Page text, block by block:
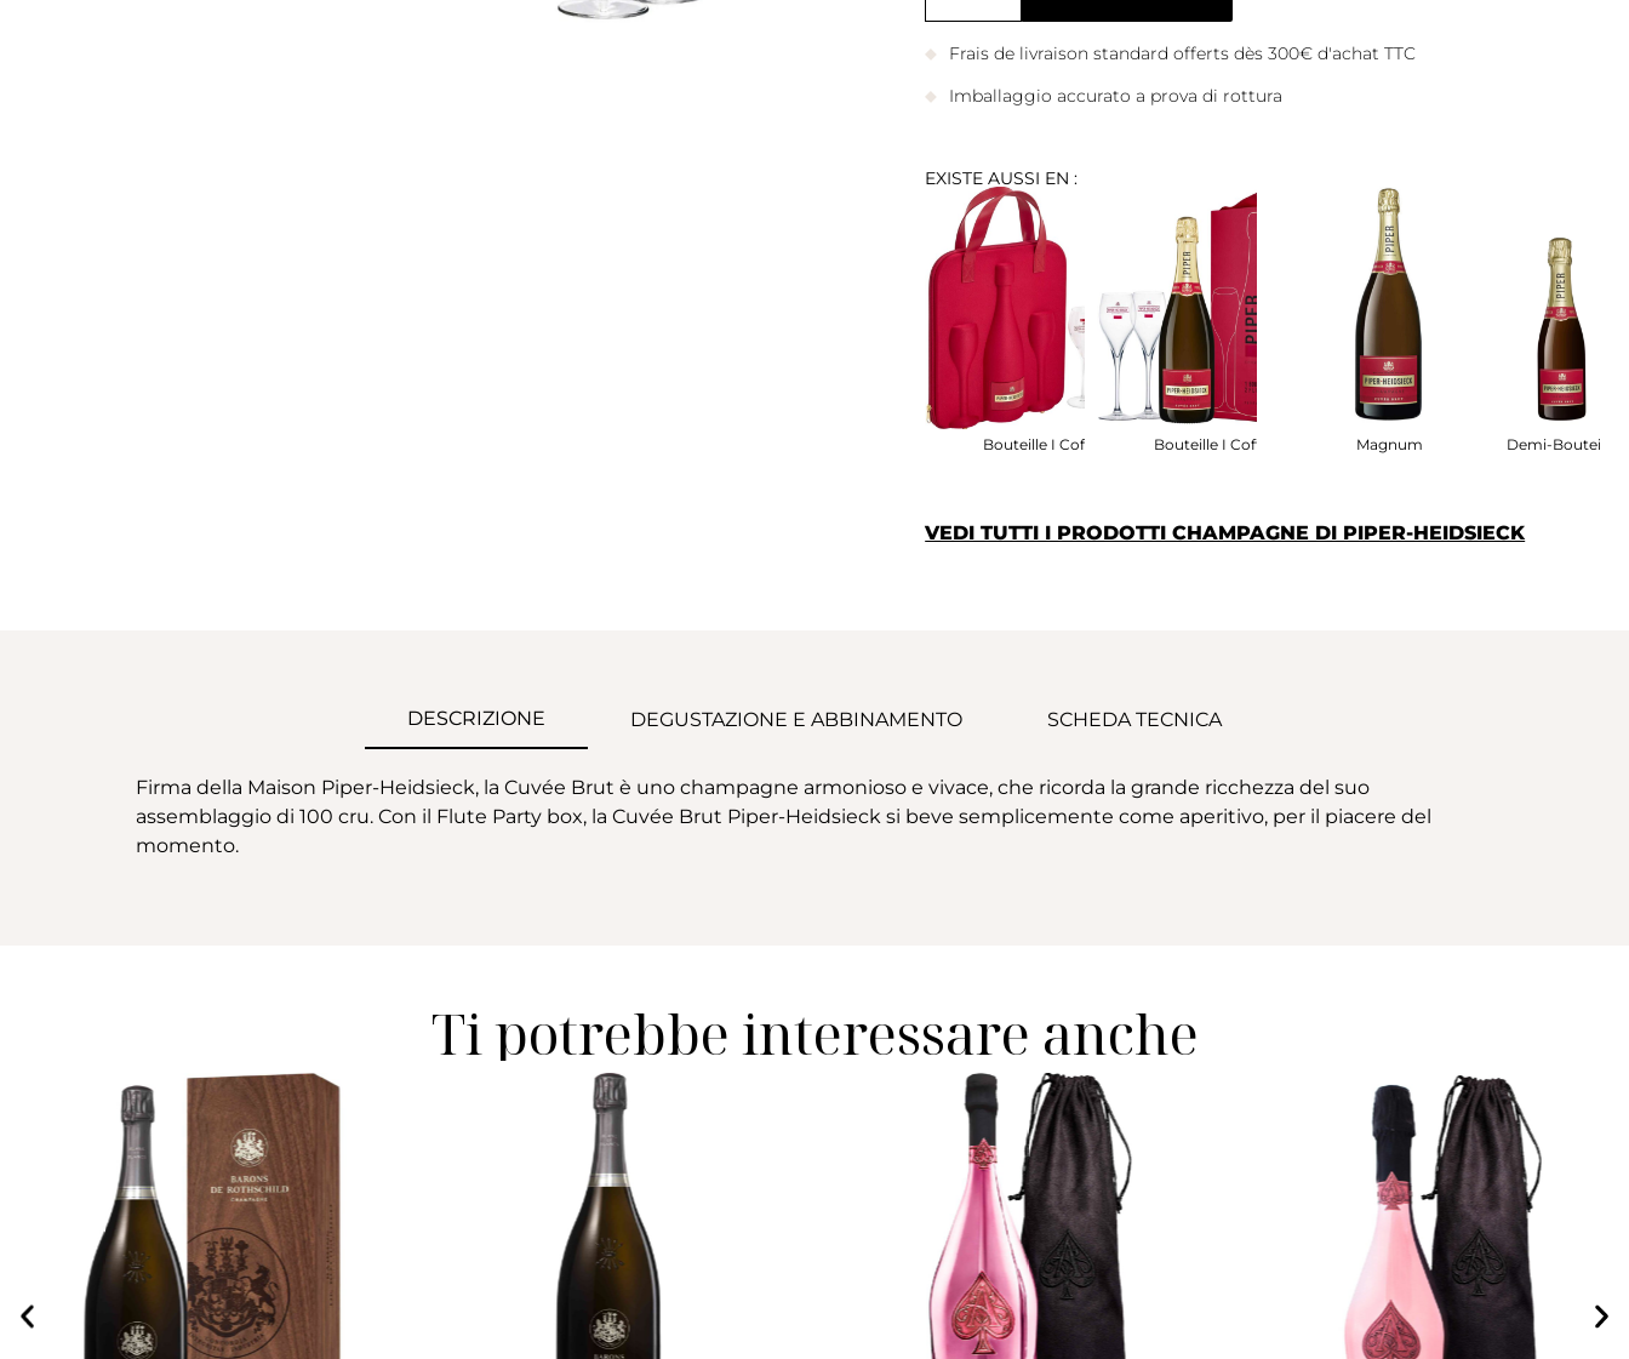
Frais de livraison standard offerts dès 300€ d'achat TTC
Imballaggio accurato a prova di rottura
EXISTE AUSSI EN :
Bouteille I Coffret Bouteille I Coffret Magnum Demi-Bouteille
VEDI TUTTI I PRODOTTI CHAMPAGNE DI PIPER-HEIDSIECK
DESCRIZIONE DEGUSTAZIONE E ABBINAMENTO SCHEDA TECNICA
Firma della Maison Piper-Heidsieck, la Cuvée Brut è uno champagne armonioso e vivace, che ricorda la grande ricchezza del suo
assemblaggio di 100 cru. Con il Flute Party box, la Cuvée Brut Piper-Heidsieck si beve semplicemente come aperitivo, per il piacere del
momento.
Ti potrebbe interessare anche